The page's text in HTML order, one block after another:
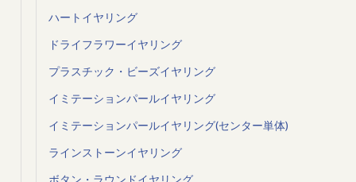
ハートイヤリング
ドライフラワーイヤリング
プラスチック・ビーズイヤリング
イミテーションパールイヤリング
イミテーションパールイヤリング(センター単体)
ラインストーンイヤリング
ボタン・ラウンドイヤリング